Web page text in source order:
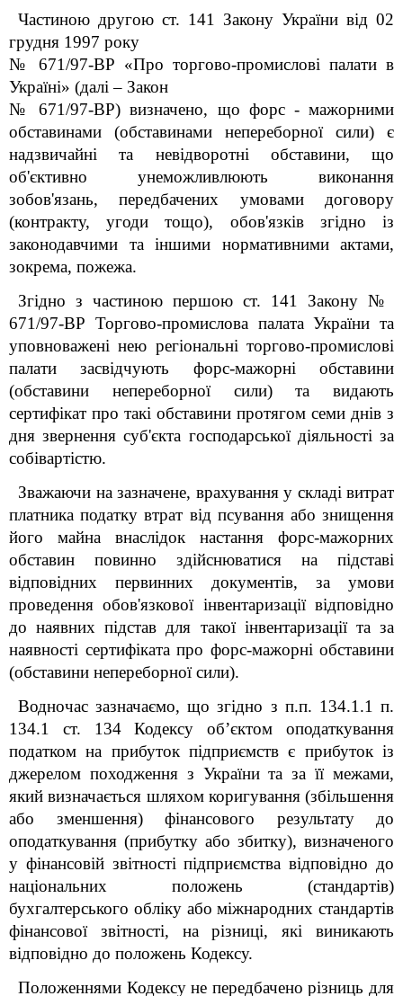
Частиною другою ст. 141
Закону України від 02
грудня 1997 року
№ 671/97-ВР «Про торгово-промислові палати в
Україні» (далі – Закон
№ 671/97-ВР) визначено, що форс - мажорними
обставинами (обставинами непереборної сили) є
надзвичайні та невідворотні обставини, що
об'єктивно унеможливлюють виконання
зобов'язань, передбачених умовами договору
(контракту, угоди тощо), обов'язків згідно із
законодавчими та іншими нормативними актами,
зокрема, пожежа.
Згідно з частиною першою ст. 141
Закону №
671/97-ВР Торгово-промислова палата України та
уповноважені нею регіональні торгово-промислові
палати засвідчують форс-мажорні обставини
(обставини непереборної сили) та видають
сертифікат про такі обставини протягом семи днів з
дня звернення суб'єкта господарської діяльності за
собівартістю.
Зважаючи на зазначене, врахування у складі витрат
платника податку втрат від псування або знищення
його майна внаслідок настання форс-мажорних
обставин повинно здійснюватися на підставі
відповідних первинних документів, за умови
проведення обов'язкової інвентаризації відповідно
до наявних підстав для такої інвентаризації та за
наявності сертифіката про форс-мажорні обставини
(обставини непереборної сили).
Водночас зазначаємо, що згідно з п.п. 134.1.1 п.
134.1 ст. 134 Кодексу об’єктом оподаткування
податком на прибуток підприємств є прибуток із
джерелом походження з України та за її межами,
який визначається шляхом коригування (збільшення
або зменшення) фінансового результату до
оподаткування (прибутку або збитку), визначеного
у фінансовій звітності підприємства відповідно до
національних положень (стандартів)
бухгалтерського обліку або міжнародних стандартів
фінансової звітності, на різниці, які виникають
відповідно до положень Кодексу.
Положеннями Кодексу не передбачено різниць для